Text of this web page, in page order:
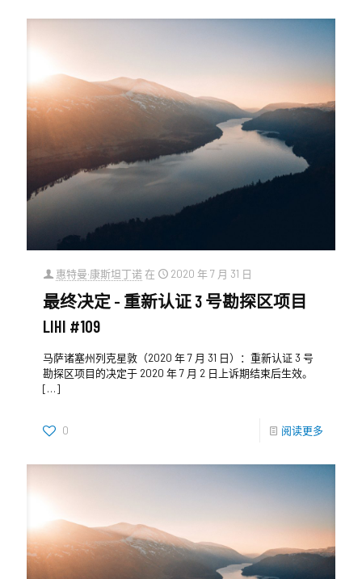
惠特曼·康斯坦丁诺在 2020 年 7 月 31 日
最终决定 - 重新认证 3 号勘探区项目
LIHI #109
马萨诸塞州列克星敦（2020 年 7 月 31 日）：重新认证 3 号
勘探区项目的决定于 2020 年 7 月 2 日上诉期结束后生效。
[…]
0 阅读更多